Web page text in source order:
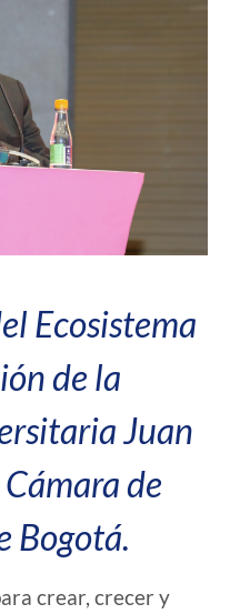
Ecosistema
de la
Juan
de
Bogotá.
crear, crecer y